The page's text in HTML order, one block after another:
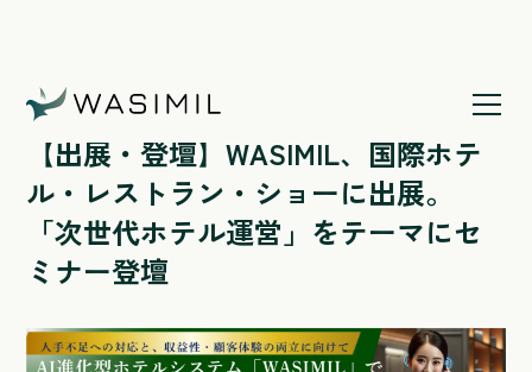
ホームページ/ 【出展・登壇】WASIMIL、国際ホテル・
レストラン・ショーに出展。「次世代ホ
テル運営」をテーマにセミナー登壇
【出展・登壇】WASIMIL、国際ホテ
ル・レストラン・ショーに出展。
「次世代ホテル運営」をテーマにセ
ミナー登壇